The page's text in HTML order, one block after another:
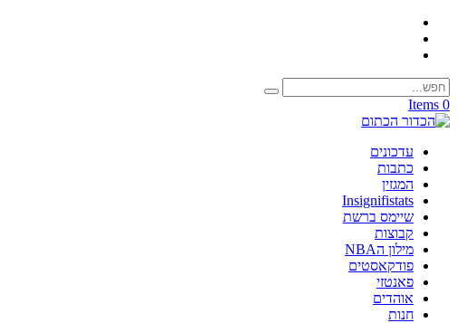
0 Items
עדכונים
כתבות
המגזין
Insignifistats
שיימס ברשת
קבוצות
מילון הNBA
פודקאסטים
פאנטזי
אוהדים
חנות